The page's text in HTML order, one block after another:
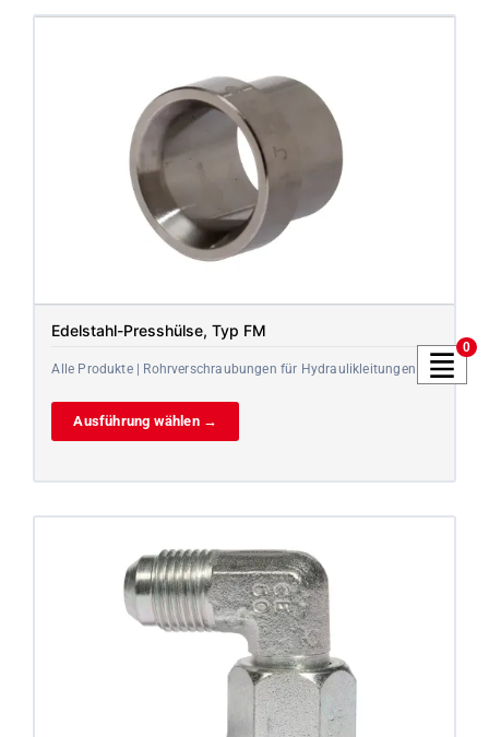
Edelstahl-Presshülse, Typ FM
Alle Produkte | Rohrverschraubungen für Hydraulikleitungen
Ausführung wählen →
0